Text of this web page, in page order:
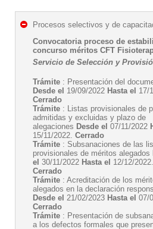
Procesos selectivos y de
Convocatoria proceso de
concurso méritos CFT
Servicio de Selección y
Trámite : Presentación del
Desde el 19/09/2022 Hasta el 17/
Cerrado
Trámite : Listas provisionales de
admitidas y excluidas y plazo de
alegaciones Desde el 07/11/2022
15/11/2022. Cerrado
Trámite : Subsanaciones de las
provisionales de méritos alegados
el 30/11/2022 Hasta el 12/12/2022.
Cerrado
Trámite : Acreditación de los
alegados en la declaración
Desde el 21/02/2023 Hasta el 07/
Cerrado
Trámite : Presentación de
a los defectos formales que